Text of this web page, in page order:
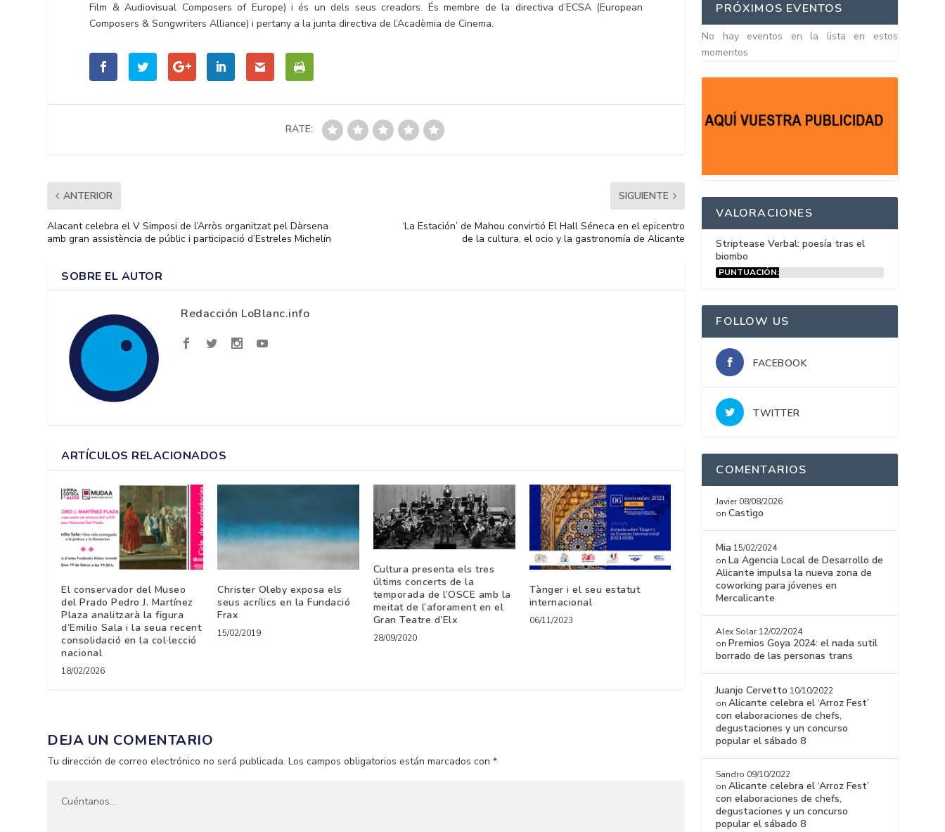
Film & Audiovisual Composers of Europe) i és un dels seus creadors. És membre de la directiva d’ECSA (European
Composers & Songwriters Alliance) i pertany a la junta directiva de l’Acadèmia de Cinema.
RATE:
ANTERIOR
Alacant celebra el V Simposi de l’Arròs organitzat pel Dàrsena
amb gran assistència de públic i participació d’Estreles Michelín
SIGUIENTE
‘La Estación’ de Mahou convirtió El Hall Séneca en el epicentro
de la cultura, el ocio y la gastronomía de Alicante
SOBRE EL AUTOR
Redacción LoBlanc.info
ARTÍCULOS RELACIONADOS
El conservador del Museo
del Prado Pedro J. Martínez
Plaza analitzarà la figura
d’Emilio Sala i la seua recent
consolidació en la col·lecció
nacional
18/02/2026
Christer Oleby exposa els
seus acrílics en la Fundació
Frax
15/02/2019
Cultura presenta els tres
últims concerts de la
temporada de l’OSCE amb la
meitat de l’aforament en el
Gran Teatre d’Elx
28/09/2020
Tànger i el seu estatut
internacional
06/11/2023
DEJA UN COMENTARIO
Tu dirección de correo electrónico no será publicada. Los campos obligatorios están marcados con*
PRÓXIMOS EVENTOS
No hay eventos en la lista en estos
momentos
VALORACIONES
Striptease Verbal: poesía tras el
biombo
PUNTUACIÓN:
FOLLOW US
FACEBOOK
TWITTER
COMENTARIOS
Javier 08/08/2026
onCastigo
Mia 15/02/2024
on La Agencia Local de Desarrollo de
Alicante impulsa la nueva zona de
coworking para jóvenes en
Mercalicante
Alex Solar 12/02/2024
on Premios Goya 2024: el nada sutil
borrado de las personas trans
Juanjo Cervetto 10/10/2022
onAlicante celebra el ‘Arroz Fest’
con elaboraciones de chefs,
degustaciones y un concurso
popular el sábado 8
Sandro 09/10/2022
onAlicante celebra el ‘Arroz Fest’
con elaboraciones de chefs,
degustaciones y un concurso
popular el sábado 8